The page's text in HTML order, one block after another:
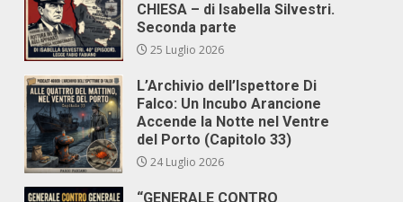
CHIESA – di Isabella Silvestri.
Seconda parte
25 Luglio 2026
L’Archivio dell’Ispettore Di
Falco: Un Incubo Arancione
Accende la Notte nel Ventre
del Porto (Capitolo 33)
24 Luglio 2026
“GENERALE CONTRO